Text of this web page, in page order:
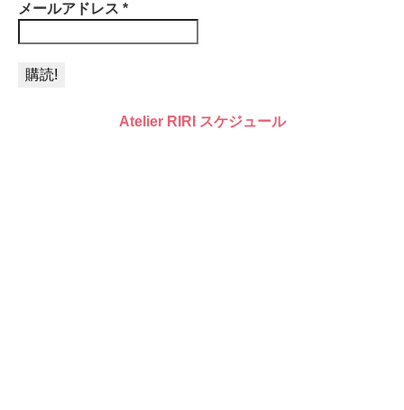
メールアドレス *
Atelier RIRI スケジュール